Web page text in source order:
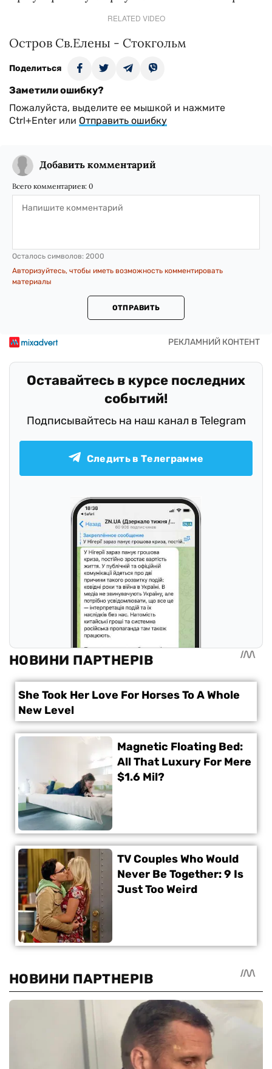
RELATED VIDEO
Остров Св.Елены - Стокгольм
Поделиться
Заметили ошибку?
Пожалуйста, выделите ее мышкой и нажмите
Ctrl+Enter или Отправить ошибку
Добавить комментарий
Всего комментариев: 0
Осталось символов: 2000
Авторизуйтесь, чтобы иметь возможность комментировать
материалы
ОТПРАВИТЬ
Оставайтесь в курсе последних
событий!
Подписывайтесь на наш канал в Telegram
Следить в Телеграмме